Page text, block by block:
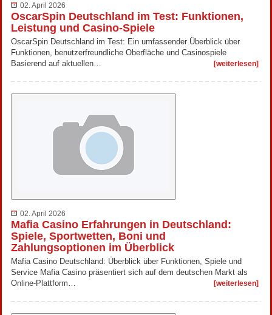
02. April 2026
OscarSpin Deutschland im Test: Funktionen,
Leistung und Casino-Spiele
OscarSpin Deutschland im Test: Ein umfassender Überblick über
Funktionen, benutzerfreundliche Oberfläche und Casinospiele
Basierend auf aktuellen…
[weiterlesen]
02. April 2026
Mafia Casino Erfahrungen in Deutschland:
Spiele, Sportwetten, Boni und
Zahlungsoptionen im Überblick
Mafia Casino Deutschland: Überblick über Funktionen, Spiele und
Service Mafia Casino präsentiert sich auf dem deutschen Markt als
Online-Plattform…
[weiterlesen]